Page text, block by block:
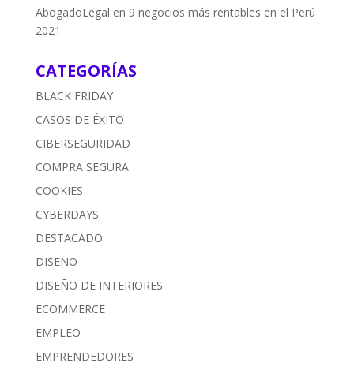
AbogadoLegal en 9 negocios más rentables en el Perú
2021
CATEGORÍAS
BLACK FRIDAY
CASOS DE ÉXITO
CIBERSEGURIDAD
COMPRA SEGURA
COOKIES
CYBERDAYS
DESTACADO
DISEÑO
DISEÑO DE INTERIORES
ECOMMERCE
EMPLEO
EMPRENDEDORES